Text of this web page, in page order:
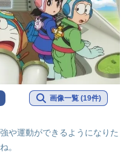
画像一覧 (19件)
や運動ができるようになりた
。